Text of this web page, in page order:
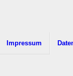
Impressum